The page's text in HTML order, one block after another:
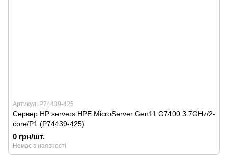
Артикул: P74439-425
Сервер HP servers HPE MicroServer Gen11 G7400 3.7GHz/2-
core/P1 (P74439-425)
0 грн/шт.
Немає в наявності